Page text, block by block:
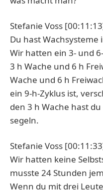
Stefanie Voss
Du hast Wachsysteme
Wir hatten ein 3- und
3 h Wache und 6 h
Wache und 6 h
ein 9-h-Zyklus ist,
den 3 h Wache hast
segeln.
Stefanie Voss
Wir hatten keine
musste 24 Stunden
Wenn du mit drei